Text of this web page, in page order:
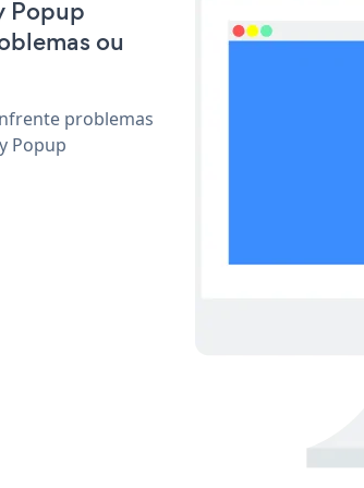
Popup
ou
problemas
Popup